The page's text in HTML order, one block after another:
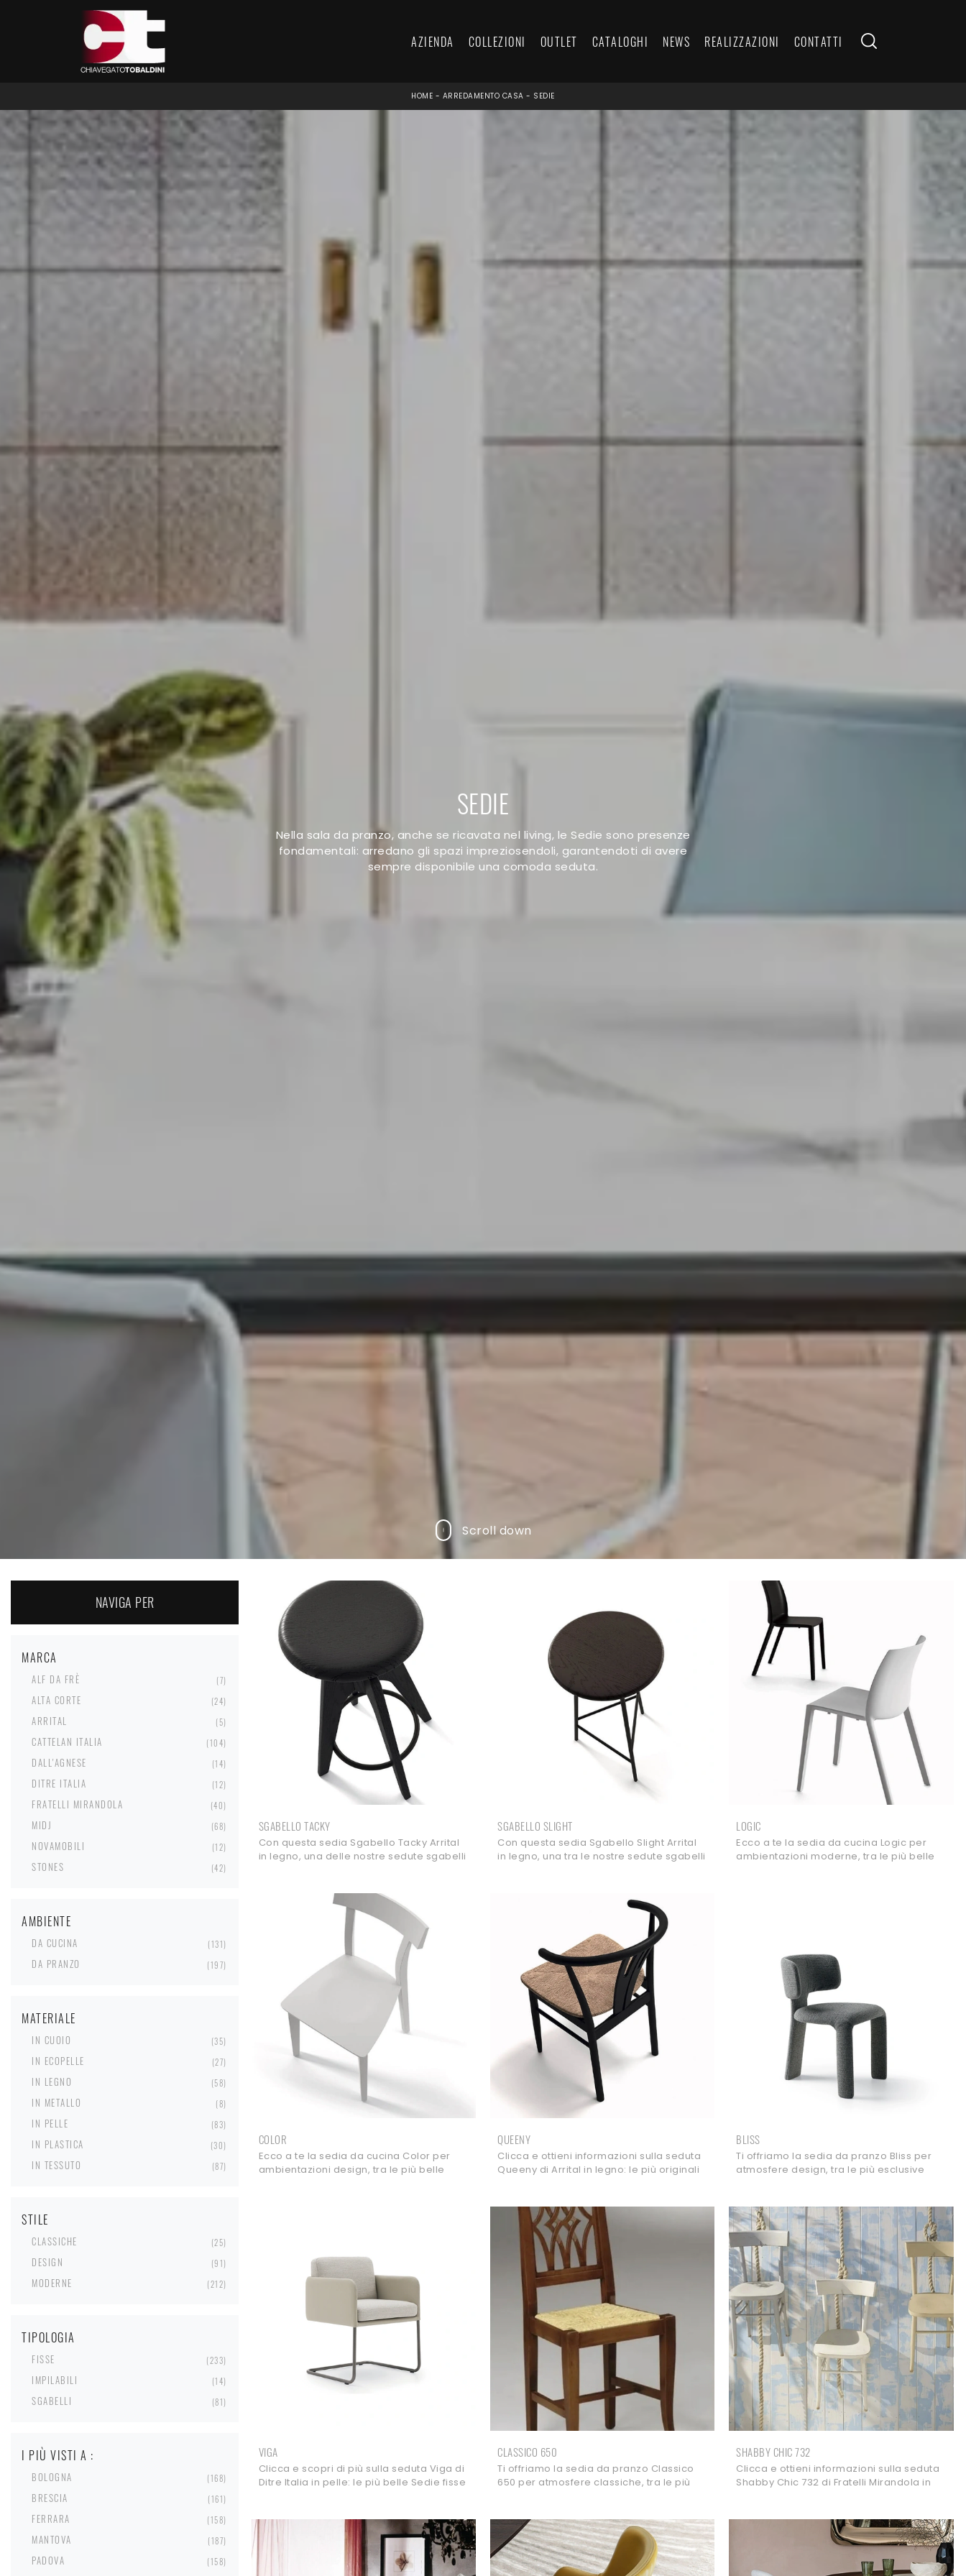
AZIENDA COLLEZIONI OUTLET CATALOGHI NEWS REALIZZAZIONI CONTATTI
HOME - ARREDAMENTO CASA - SEDIE
SEDIE
Nella sala da pranzo, anche se ricavata nel living, le Sedie sono presenze
fondamentali: arredano gli spazi impreziosendoli, garantendoti di avere
sempre disponibile una comoda seduta.
Scroll down
NAVIGA PER
MARCA
ALF DA FRÈ 7
ALTA CORTE 24
ARRITAL 5
CATTELAN ITALIA 104
DALL'AGNESE 14
DITRE ITALIA 12
FRATELLI MIRANDOLA 40
MIDJ 68
NOVAMOBILI 12
STONES 42
AMBIENTE
DA CUCINA 131
DA PRANZO 197
MATERIALE
IN CUOIO 35
IN ECOPELLE 27
IN LEGNO 58
IN METALLO 8
IN PELLE 83
IN PLASTICA 30
IN TESSUTO 87
STILE
CLASSICHE 25
DESIGN 91
MODERNE 212
TIPOLOGIA
FISSE 233
IMPILABILI 14
SGABELLI 81
I PIÙ VISTI A :
BOLOGNA 168
BRESCIA 161
FERRARA 158
MANTOVA 187
PADOVA 158
SGABELLO TACKY
Con questa sedia Sgabello Tacky Arrital
in legno, una delle nostre sedute sgabelli
SGABELLO SLIGHT
Con questa sedia Sgabello Slight Arrital
in legno, una tra le nostre sedute sgabelli
LOGIC
Ecco a te la sedia da cucina Logic per
ambientazioni moderne, tra le più belle
COLOR
Ecco a te la sedia da cucina Color per
ambientazioni design, tra le più belle
QUEENY
Clicca e ottieni informazioni sulla seduta
Queeny di Arrital in legno: le più originali
BLISS
Ti offriamo la sedia da pranzo Bliss per
atmosfere design, tra le più esclusive
VIGA
Clicca e scopri di più sulla seduta Viga di
Ditre Italia in pelle: le più belle Sedie fisse
CLASSICO 650
Ti offriamo la sedia da pranzo Classico
650 per atmosfere classiche, tra le più
SHABBY CHIC 732
Clicca e ottieni informazioni sulla seduta
Shabby Chic 732 di Fratelli Mirandola in